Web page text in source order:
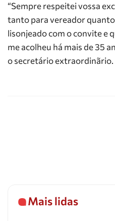
“Sempre respeitei vossa
tanto para vereador
lisonjeado com o convite e
me acolheu há mais de 35
o secretário extraordinãrio.
Mais lidas